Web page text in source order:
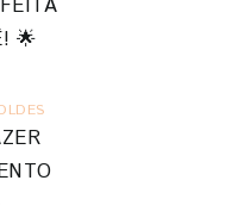
🌟